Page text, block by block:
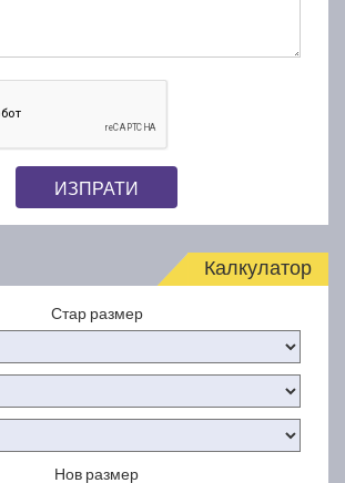
ИЗПРАТИ
Калкулатор
Стар размер
Нов размер